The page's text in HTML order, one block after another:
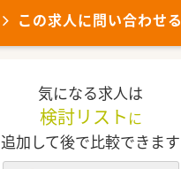
この求人に問い合わせる
気になる求人は
検討リスト に
追加して後で比較できます